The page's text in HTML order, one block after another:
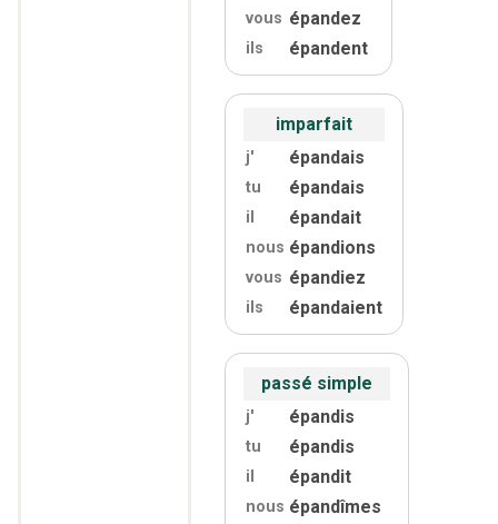
vous épandez
ils épandent
imparfait
j' épandais
tu épandais
il épandait
nous épandions
vous épandiez
ils épandaient
passé simple
j' épandis
tu épandis
il épandit
nous épandîmes